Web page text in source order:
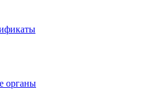
органы